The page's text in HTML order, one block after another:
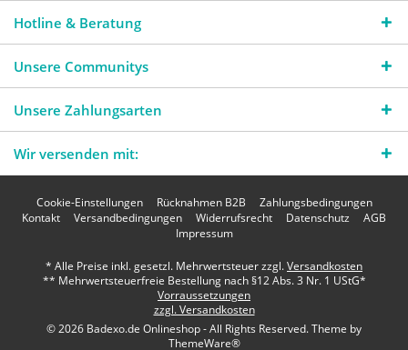
Hotline & Beratung
Unsere Communitys
Unsere Zahlungsarten
Wir versenden mit:
Cookie-Einstellungen Rücknahmen B2B
Zahlungsbedingungen
Kontakt
Versandbedingungen Widerrufsrecht Datenschutz
AGB
Impressum
* Alle Preise inkl. gesetzl. Mehrwertsteuer zzgl.Versandkosten
** Mehrwertsteuerfreie Bestellung nach §12 Abs. 3 Nr. 1 UStG*
Vorraussetzungen
zzgl. Versandkosten
© 2026 Badexo.de Onlineshop - All Rights Reserved. Theme by
ThemeWare®